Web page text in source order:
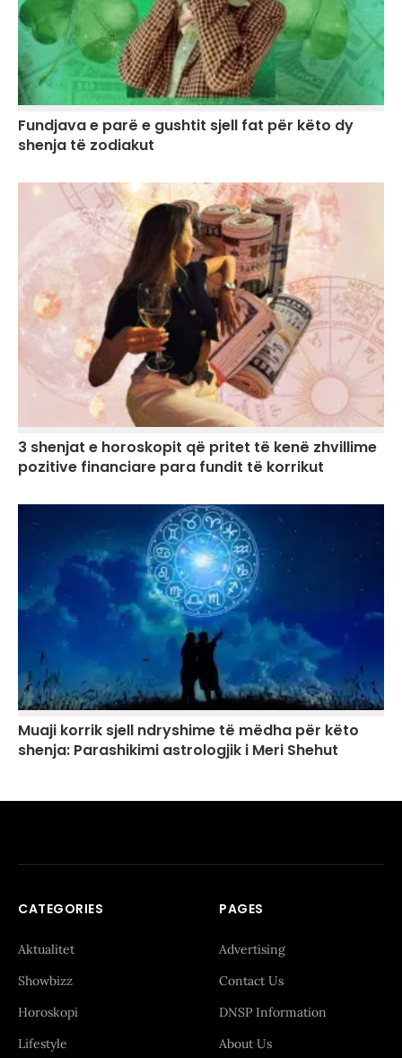
Fundjava e parë e gushtit sjell fat për këto dy
shenja të zodiakut
3 shenjat e horoskopit që pritet të kenë zhvillime
pozitive financiare para fundit të korrikut
Muaji korrik sjell ndryshime të mëdha për këto
shenja: Parashikimi astrologjik i Meri Shehut
CATEGORIES
Aktualitet
Showbizz
Horoskopi
Lifestyle
PAGES
Advertising
Contact Us
DNSP Information
About Us